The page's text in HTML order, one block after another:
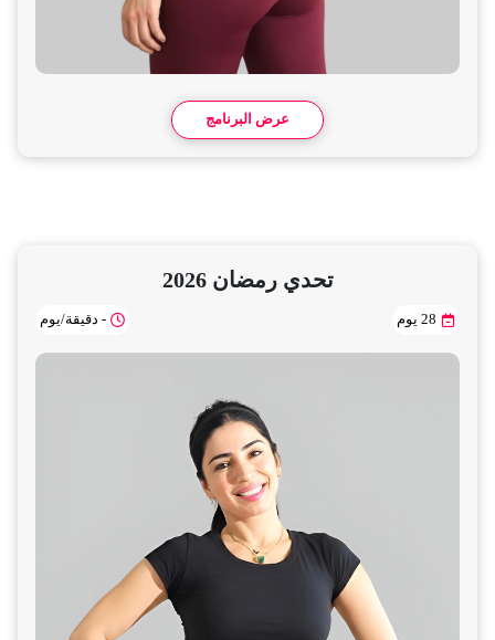
عرض البرنامج
تحدي رمضان 2026
28 يوم - دقيقة/يوم